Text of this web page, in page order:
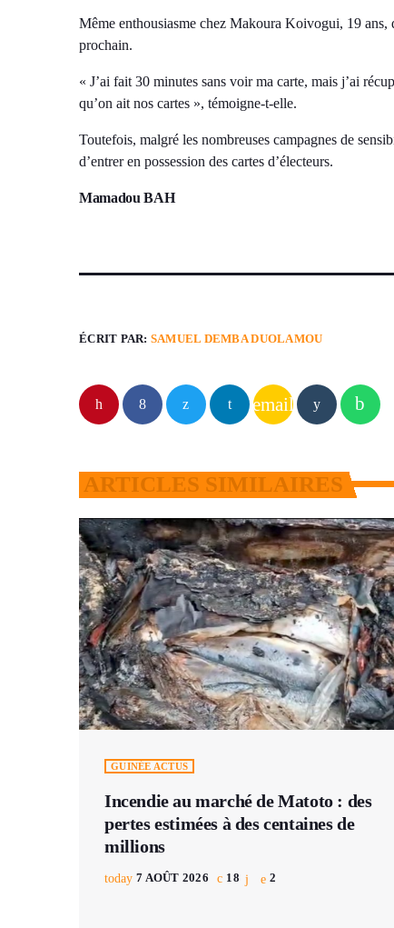
Même enthousiasme chez Makoura Koivogui, 19
prochain.
« J’ai fait 30 minutes sans voir ma carte, mais j’ai
qu’on ait nos cartes », témoigne-t-elle.
Toutefois, malgré les nombreuses campagnes de
d’entrer en possession des cartes d’électeurs.
Mamadou BAH
ÉCRIT PAR: SAMUEL DEMBA DUOLAMOU
email
ARTICLES SIMILAIRES
GUINÉE ACTUS
Incendie au marché de Matoto : des
pertes estimées à des centaines de
millions
today 7 AOÛT 2026 18 2